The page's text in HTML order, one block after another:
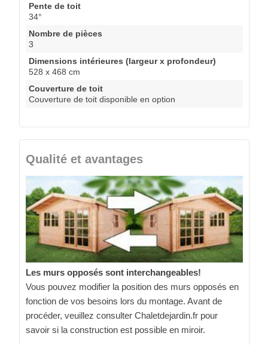
Pente de toit
34°
Nombre de pièces
3
Dimensions intérieures (largeur x profondeur)
528 x 468 cm
Couverture de toit
Couverture de toit disponible en option
Qualité et avantages
Les murs opposés sont interchangeables!
Vous pouvez modifier la position des murs opposés en
fonction de vos besoins lors du montage. Avant de
procéder, veuillez consulter Chaletdejardin.fr pour
savoir si la construction est possible en miroir.